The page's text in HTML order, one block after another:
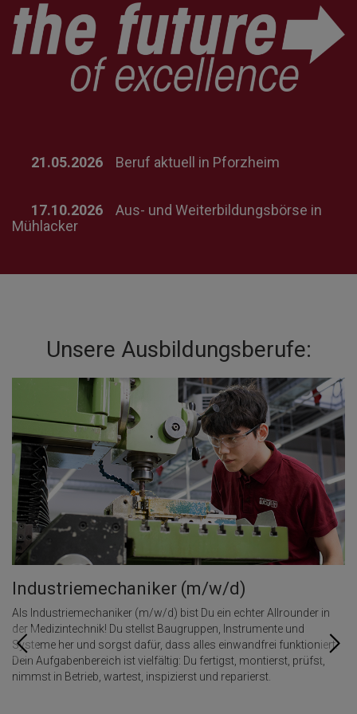
21.05.2026 Beruf aktuell in Pforzheim
17.10.2026 Aus- und Weiterbildungsbörse in
Mühlacker
Unsere Ausbildungsberufe:
Industriemechaniker (m/w/d)
Als Industriemechaniker (m/w/d) bist Du ein echter Allrounder in
der Medizintechnik! Du stellst Baugruppen, Instrumente und
Systeme her und sorgst dafür, dass alles einwandfrei funktioniert.
Dein Aufgabenbereich ist vielfältig: Du fertigst, montierst, prüfst,
nimmst in Betrieb, wartest, inspizierst und reparierst.